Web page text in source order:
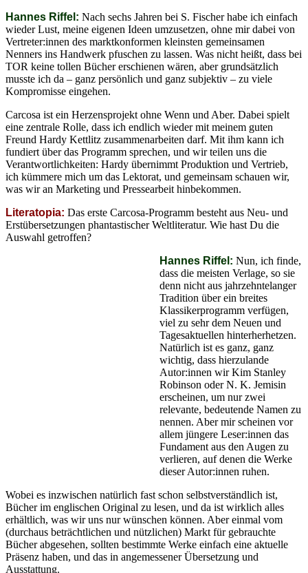
Hannes Riffel: Nach sechs Jahren bei S. Fischer habe ich einfach
wieder Lust, meine eigenen Ideen umzusetzen, ohne mir dabei von
Vertreter:innen des marktkonformen kleinsten gemeinsamen
Nenners ins Handwerk pfuschen zu lassen. Was nicht heißt, dass bei
TOR keine tollen Bücher erschienen wären, aber grundsätzlich
musste ich da – ganz persönlich und ganz subjektiv – zu viele
Kompromisse eingehen.
Carcosa ist ein Herzensprojekt ohne Wenn und Aber. Dabei spielt
eine zentrale Rolle, dass ich endlich wieder mit meinem guten
Freund Hardy Kettlitz zusammenarbeiten darf. Mit ihm kann ich
fundiert über das Programm sprechen, und wir teilen uns die
Verantwortlichkeiten: Hardy übernimmt Produktion und Vertrieb,
ich kümmere mich um das Lektorat, und gemeinsam schauen wir,
was wir an Marketing und Pressearbeit hinbekommen.
Literatopia: Das erste Carcosa-Programm besteht aus Neu- und
Erstübersetzungen phantastischer Weltliteratur. Wie hast Du die
Auswahl getroffen?
Hannes Riffel: Nun, ich finde,
dass die meisten Verlage, so sie
denn nicht aus jahrzehntelanger
Tradition über ein breites
Klassikerprogramm verfügen,
viel zu sehr dem Neuen und
Tagesaktuellen hinterherhetzen.
Natürlich ist es ganz, ganz
wichtig, dass hierzulande
Autor:innen wir Kim Stanley
Robinson oder N. K. Jemisin
erscheinen, um nur zwei
relevante, bedeutende Namen zu
nennen. Aber mir scheinen vor
allem jüngere Leser:innen das
Fundament aus den Augen zu
verlieren, auf denen die Werke
dieser Autor:innen ruhen.
Wobei es inzwischen natürlich fast schon selbstverständlich ist,
Bücher im englischen Original zu lesen, und da ist wirklich alles
erhältlich, was wir uns nur wünschen können. Aber einmal vom
(durchaus beträchtlichen und nützlichen) Markt für gebrauchte
Bücher abgesehen, sollten bestimmte Werke einfach eine aktuelle
Präsenz haben, und das in angemessener Übersetzung und
Ausstattung.